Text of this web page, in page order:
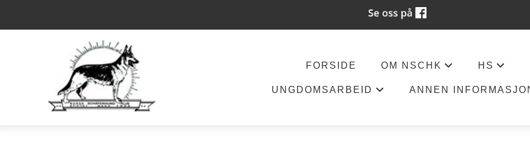
FORSIDE OM NSCHK HS
UNGDOMSARBEID ANNEN